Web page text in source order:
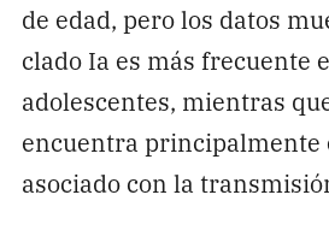
de edad, pero los datos
clado Ia es más frecuente
adolescentes, mientras
encuentra principalmente
asociado con la